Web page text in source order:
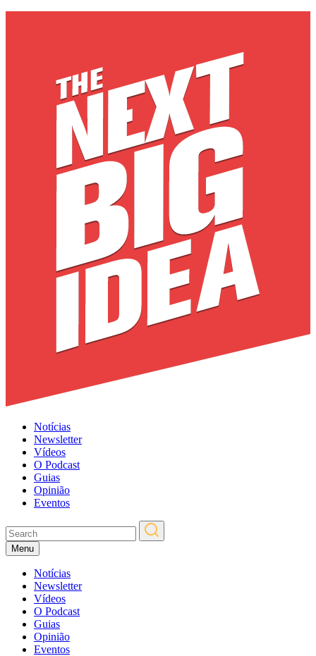
Notícias
Newsletter
Vídeos
O Podcast
Guias
Opinião
Eventos
Menu
Notícias
Newsletter
Vídeos
O Podcast
Guias
Opinião
Eventos